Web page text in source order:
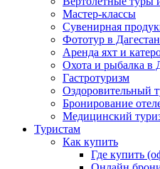
Мастер-классы
Сувенирная
Фототур в
Аренда яхт и
Охота и рыбалка в
Гастротуризм
Оздоровительный
Бронирование
Медицинский
Туристам
Как купить
Где купить